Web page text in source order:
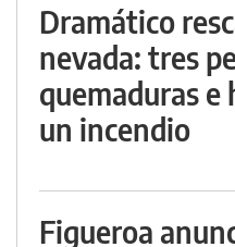
Dramático
nevada: tres
quemaduras
un incendio
Figueroa